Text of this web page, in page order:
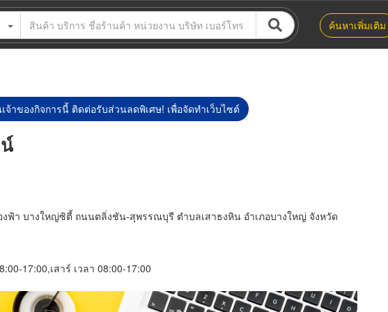
ค้นหาเพิ่มเติม
จ้าของกิจการนี้ ติดต่อรับส่วนลดพิเศษ! เพื่อจัดทำเว็บไซต์
งฟ้า บางใหญ่ซิตี้ ถนนตลิ่งชัน-สุพรรณบุรี ตำบลเสาธงหิน อำเภอบางใหญ่ จังหวัด
17:00,เสาร์ เวลา 08:00-17:00